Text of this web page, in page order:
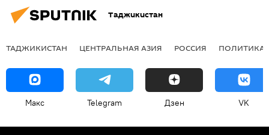
Таджикистан
ТАДЖИКИСТАН ЦЕНТРАЛЬНАЯ АЗИЯ РОССИЯ ПОЛИТИКА
Макс Telegram Дзен VK